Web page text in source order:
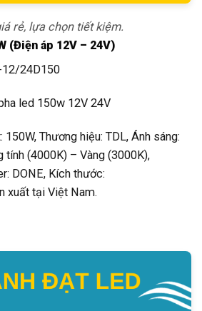
rẻ, lựa chọn tiết kiệm.
(Điện áp 12V – 24V)
12/24D150
led 150w 12V 24V
150W, Thương hiệu: TDL, Ánh sáng:
tính (4000K) – Vàng (3000K),
DONE, Kích thước:
xuất tại Việt Nam.